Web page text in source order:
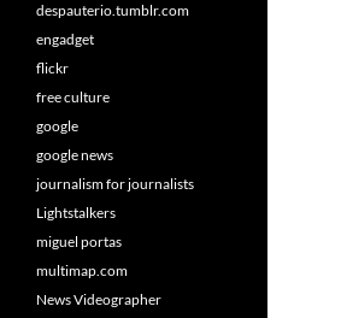
despauterio.tumblr.com
engadget
flickr
free culture
google
google news
journalism for journalists
Lightstalkers
miguel portas
multimap.com
News Videographer